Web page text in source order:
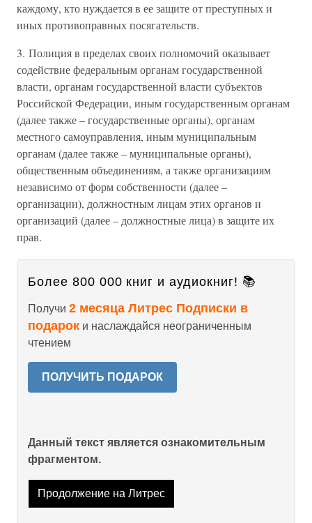
каждому, кто нуждается в ее защите от преступных и
иных противоправных посягательств.
3. Полиция в пределах своих полномочий оказывает
содействие федеральным органам государственной
власти, органам государственной власти субъектов
Российской Федерации, иным государственным органам
(далее также – государственные органы), органам
местного самоуправления, иным муниципальным
органам (далее также – муниципальные органы),
общественным объединениям, а также организациям
независимо от форм собственности (далее –
организации), должностным лицам этих органов и
организаций (далее – должностные лица) в защите их
прав.
Более 800 000 книг и аудиокниг! 📚
Получи 2 месяца Литрес Подписки в
подарок и наслаждайся неограниченным
чтением
ПОЛУЧИТЬ ПОДАРОК
Данный текст является ознакомительным
фрагментом.
Продолжение на Литрес